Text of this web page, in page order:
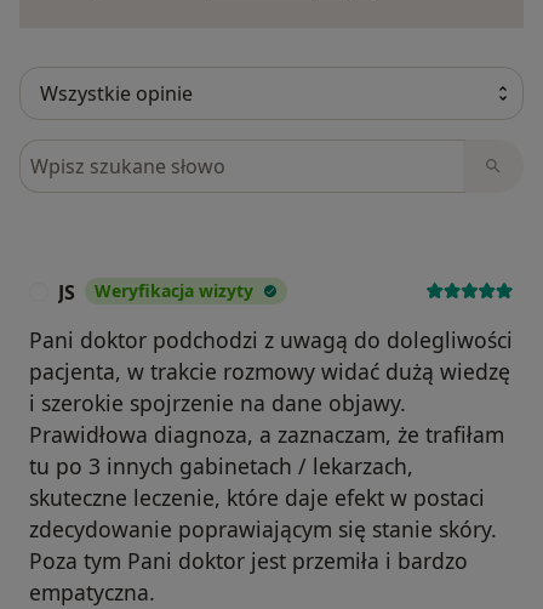
Szukaj w opiniach
JS Weryfikacja wizyty
Pani doktor podchodzi z uwagą do dolegliwości
pacjenta, w trakcie rozmowy widać dużą wiedzę
i szerokie spojrzenie na dane objawy.
Prawidłowa diagnoza, a zaznaczam, że trafiłam
tu po 3 innych gabinetach / lekarzach,
skuteczne leczenie, które daje efekt w postaci
zdecydowanie poprawiającym się stanie skóry.
Poza tym Pani doktor jest przemiła i bardzo
empatyczna.